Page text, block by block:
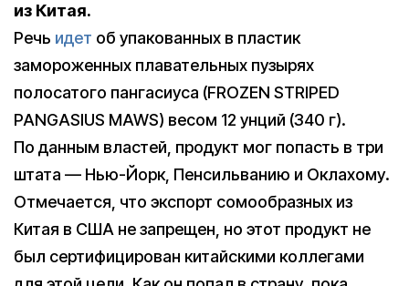
из Китая.
Речь идет об упакованных в пластик
замороженных плавательных пузырях
полосатого пангасиуса (FROZEN STRIPED
PANGASIUS MAWS) весом 12 унций (340 г).
По данным властей, продукт мог попасть в три
штата — Нью-Йорк, Пенсильванию и Оклахому.
Отмечается, что экспорт сомообразных из
Китая в США не запрещен, но этот продукт не
был сертифицирован китайскими коллегами